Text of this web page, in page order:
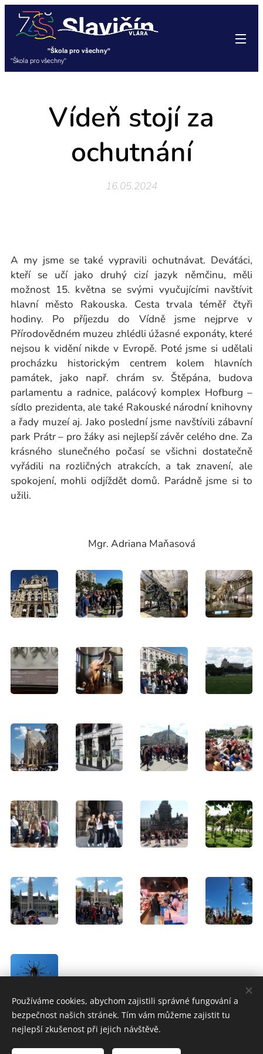
"Škola pro všechny"
"Škola pro všechny"
Vídeň stojí za
ochutnání
16.05.2024
A my jsme se také vypravili ochutnávat. Deváťáci,
kteří se učí jako druhý cizí jazyk němčinu, měli
možnost 15. května se svými vyučujícími navštívit
hlavní město Rakouska. Cesta trvala téměř čtyři
hodiny. Po příjezdu do Vídně jsme nejprve v
Přírodovědném muzeu zhlédli úžasné exponáty, které
nejsou k vidění nikde v Evropě. Poté jsme si udělali
procházku historickým centrem kolem hlavních
památek, jako např. chrám sv. Štěpána, budova
parlamentu a radnice, palácový komplex Hofburg –
sídlo prezidenta, ale také Rakouské národní knihovny
a řady muzeí aj. Jako poslední jsme navštívili zábavní
park Prátr – pro žáky asi nejlepší závěr celého dne. Za
krásného slunečného počasí se všichni dostatečně
vyřádili na rozličných atrakcích, a tak znavení, ale
spokojení, mohli odjíždět domů. Parádně jsme si to
užili.
Mgr. Adriana Maňasová
Používáme cookies, abychom zajistili správné fungování a
bezpečnost našich stránek. Tím vám můžeme zajistit tu
nejlepší zkušenost při jejich návštěvě.